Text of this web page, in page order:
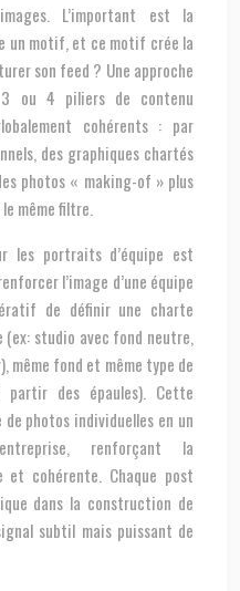
L’important est la
un motif, et ce motif crée la
son feed ? Une approche
ou 4 piliers de contenu
cohérents : par
des graphiques chartés
photos « making-of » plus
même filtre.
les portraits d’équipe est
l’image d’une équipe
de définir une charte
studio avec fond neutre,
même fond et même type de
des épaules). Cette
photos individuelles en un
renforçant la
et cohérente. Chaque post
dans la construction de
subtil mais puissant de